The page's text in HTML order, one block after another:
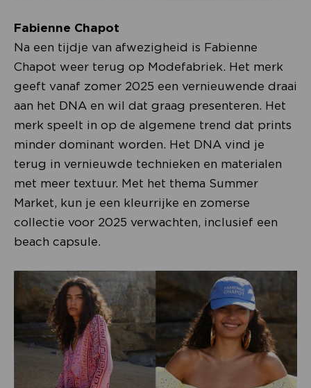
Fabienne Chapot
Na een tijdje van afwezigheid is Fabienne
Chapot weer terug op Modefabriek. Het merk
geeft vanaf zomer 2025 een vernieuwende draai
aan het DNA en wil dat graag presenteren. Het
merk speelt in op de algemene trend dat prints
minder dominant worden. Het DNA vind je
terug in vernieuwde technieken en materialen
met meer textuur. Met het thema Summer
Market, kun je een kleurrijke en zomerse
collectie voor 2025 verwachten, inclusief een
beach capsule.